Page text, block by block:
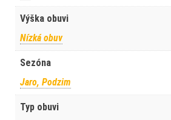
Výška obuvi
Nízká obuv
Sezóna
Jaro, Podzim
Typ obuvi